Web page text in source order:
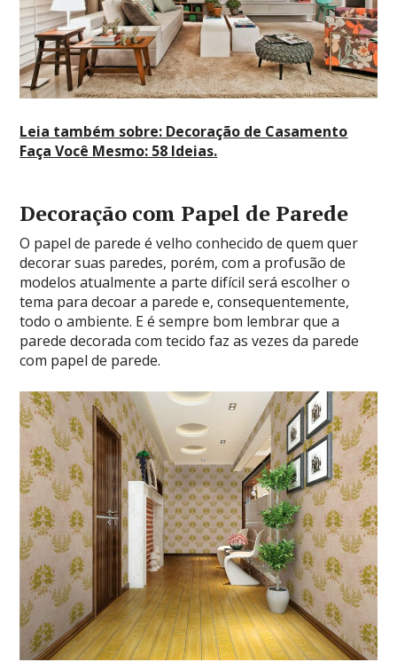
Leia também sobre: Decoração de Casamento
Faça Você Mesmo: 58 Ideias.
Decoração com Papel de Parede
O papel de parede é velho conhecido de quem quer
decorar suas paredes, porém, com a profusão de
modelos atualmente a parte difícil será escolher o
tema para decoar a parede e, consequentemente,
todo o ambiente. E é sempre bom lembrar que a
parede decorada com tecido faz as vezes da parede
com papel de parede.